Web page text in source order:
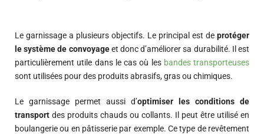
Le garnissage a plusieurs objectifs. Le principal est de protéger
le système de convoyageet donc d’améliorer sa durabilité. Il est
particulièrement utile dans le cas où les bandes transporteuses
sont utilisées pour des produits abrasifs, gras ou chimiques.
Le garnissage permet aussi d’optimiser les conditions de
transport des produits chauds ou collants. Il peut être utilisé en
boulangerie ou en pâtisserie par exemple. Ce type de revêtement